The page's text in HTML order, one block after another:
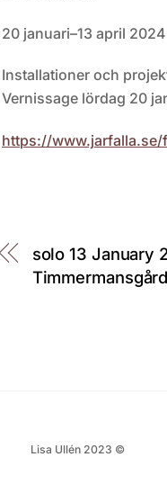
20 januari–13 april 2024
Installationer och
Vernissage lördag 20
https://www.jarfalla.se/
solo 13 January
Lisa Ullén 2023 ©